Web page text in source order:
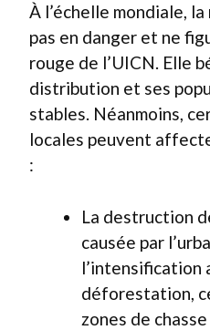
À l’échelle mondiale,
pas en danger et ne
rouge de l’UICN. Elle
distribution et ses
stables. Néanmoins,
locales peuvent
:
La destruction
causée par
l’intensification
déforestation,
zones de